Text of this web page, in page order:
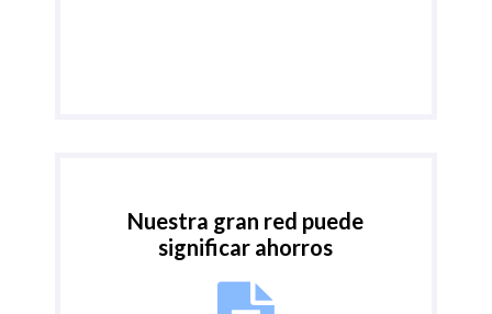
Nuestra gran red puede
significar ahorros